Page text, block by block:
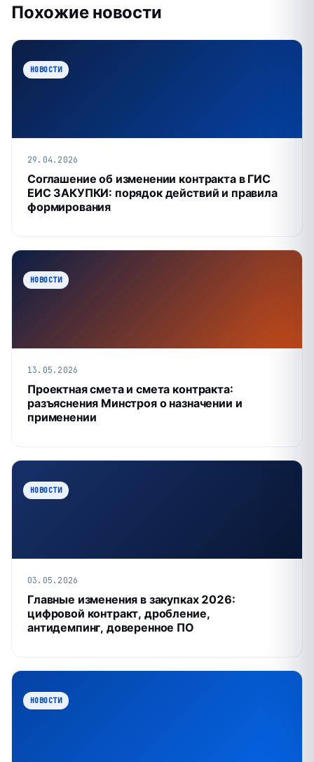
Похожие новости
НОВОСТИ
29.04.2026
Соглашение об изменении контракта в ГИС
ЕИС ЗАКУПКИ: порядок действий и правила
формирования
НОВОСТИ
13.05.2026
Проектная смета и смета контракта:
разъяснения Минстроя о назначении и
применении
НОВОСТИ
03.05.2026
Главные изменения в закупках 2026:
цифровой контракт, дробление,
антидемпинг, доверенное ПО
НОВОСТИ